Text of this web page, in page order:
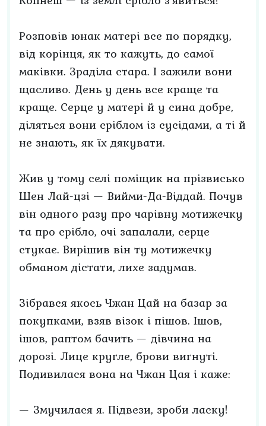
Розповів юнак матері все по порядку,
від корінця, як то кажуть, до самої
маківки. Зраділа стара. І зажили вони
щасливо. День у день все краще та
краще. Серце у матері й у сина добре,
діляться вони сріблом із сусідами, а ті й
не знають, як їх дякувати.
Жив у тому селі поміщик на прізвисько
Шен Лай-цзі — Вийми-Да-Віддай. Почув
він одного разу про чарівну мотижечку
та про срібло, очі запалали, серце
стукає. Вирішив він ту мотижечку
обманом дістати, лихе задумав.
Зібрався якось Чжан Цай на базар за
покупками, взяв візок і пішов. Ішов,
ішов, раптом бачить — дівчина на
дорозі. Лице кругле, брови вигнуті.
Подивилася вона на Чжан Цая і каже:
— Змучилася я. Підвези, зроби ласку!